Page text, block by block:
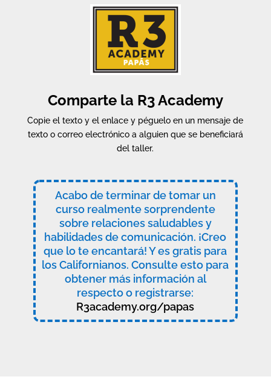
Comparte la R3 Academy
Copie el texto y el enlace y péguelo en un mensaje de
texto o correo electrónico a alguien que se beneficiará
del taller.
Acabo de terminar de tomar un
curso realmente sorprendente
sobre relaciones saludables y
habilidades de comunicación. ¡Creo
que lo te encantará! Y es gratis para
los Californianos. Consulte esto para
obtener más información al
respecto o registrarse:
R3academy.org/papas